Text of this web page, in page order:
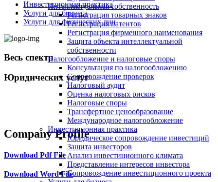
Интеллектуальная собственность
Регистрация товарных знаков
Регистрация патентов
Регистрация фирменного наименования
Защита объекта интеллектуальной
собственности
Налогообложение и налоговые споры
Консультация по налогообложению
Сопровождение проверок
Налоговый аудит
Оценка налоговых рисков
Налоговые споры
Трансфертное ценообразование
Международное налогообложение
Инвестиционная практика
Юридическое сопровождение инвестиций
Защита инвесторов
Анализ инвестиционного климата
Представление интересов инвестора
Сопровождение инвестиционного проекта
Инвестиционная практика
Услуги для бизнеса
Услуги для физических лиц
Весь спектр
Юридических услуг
+998 98 808-04-08
Company Profile
Download Pdf File
Download Word File